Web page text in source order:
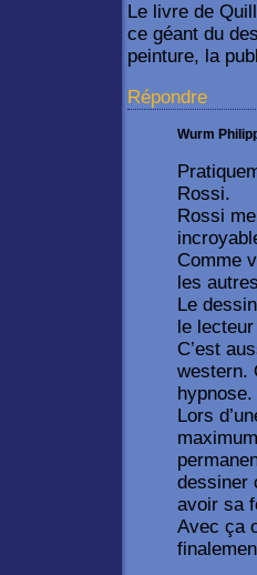
Le livre de
ce géant du
peinture, la
Répondre
Wurm
Rossi.
Rossi
Comme
les
Le
le
C’est
western.
hypnose.
Lors
dessiner
avoir sa
Avec ça